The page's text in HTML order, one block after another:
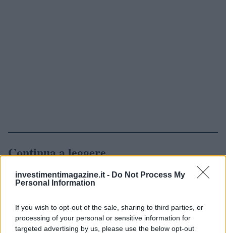
investimentimagazine.it - Do Not Process My
Personal Information
If you wish to opt-out of the sale, sharing to third parties, or
processing of your personal or sensitive information for
targeted advertising by us, please use the below opt-out
Continua a leggere
NEWS